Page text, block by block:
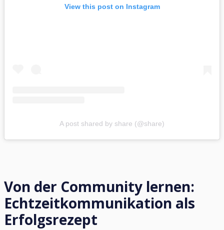
View this post on Instagram
A post shared by share (@share)
Von der Community lernen:
Echtzeitkommunikation als
Erfolgsrezept